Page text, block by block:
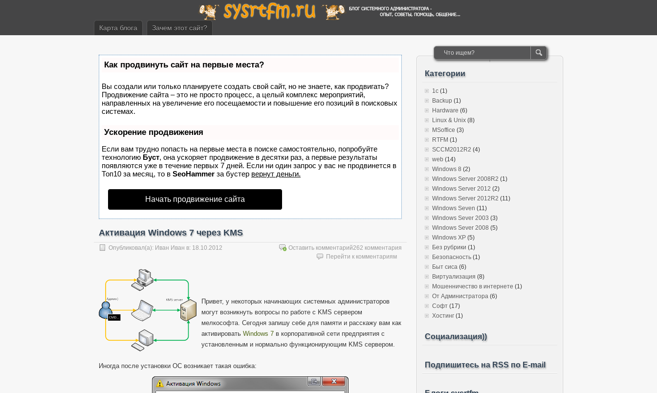
Карта блога Зачем этот сайт?
Как продвинуть сайт на первые места?
Вы создали или только планируете создать свой сайт, но не знаете, как продвигать?
Продвижение сайта – это не просто процесс, а целый комплекс мероприятий,
направленных на увеличение его посещаемости и повышение его позиций в поисковых
системах.
Ускорение продвижения
Если вам трудно попасть на первые места в поиске самостоятельно, попробуйте
технологию Буст, она ускоряет продвижение в десятки раз, а первые результаты
появляются уже в течение первых 7 дней. Если ни один запрос у вас не продвинется в
Топ10 за месяц, то в SeoHammer за бустер вернут деньги.
Начать продвижение сайта
Активация Windows 7 через KMS
Опубликовал(а): Иван Иван в: 18.10.2012 Оставить комментарий262 комментария
Перейти к комментариям
Привет, у некоторых начинающих системных администраторов
могут возникнуть вопросы по работе с KMS сервером
мелкософта. Сегодня запишу себе для памяти и расскажу вам как
активировать Windows 7 в корпоративной сети предприятия с
установленным и нормально функционирующим KMS сервером.
Иногда после установки ОС возникает такая ошибка:
Категории
1c (1)
Backup (1)
Hardware (6)
Linux & Unix (8)
MSoffice (3)
RTFM (1)
SCCM2012R2 (4)
web (14)
Windows 8 (2)
Windows Server 2008R2 (1)
Windows Server 2012 (2)
Windows Server 2012R2 (11)
Windows Seven (11)
Windows Sever 2003 (3)
Windows Sever 2008 (5)
Windows XP (5)
Без рубрики (1)
Безопасность (1)
Быт сиса (6)
Виртуализация (8)
Мошенничество в интернете (1)
От Администратора (6)
Софт (17)
Хостинг (1)
Социализация))
Подпишитесь на RSS по E-mail